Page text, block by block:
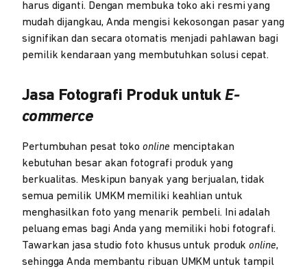
harus diganti. Dengan membuka toko aki resmi yang
mudah dijangkau, Anda mengisi kekosongan pasar yang
signifikan dan secara otomatis menjadi pahlawan bagi
pemilik kendaraan yang membutuhkan solusi cepat.
Jasa Fotografi Produk untukE-
commerce
Pertumbuhan pesat tokoonline menciptakan
kebutuhan besar akan fotografi produk yang
berkualitas. Meskipun banyak yang berjualan, tidak
semua pemilik UMKM memiliki keahlian untuk
menghasilkan foto yang menarik pembeli. Ini adalah
peluang emas bagi Anda yang memiliki hobi fotografi.
Tawarkan jasa studio foto khusus untuk produkonline,
sehingga Anda membantu ribuan UMKM untuk tampil